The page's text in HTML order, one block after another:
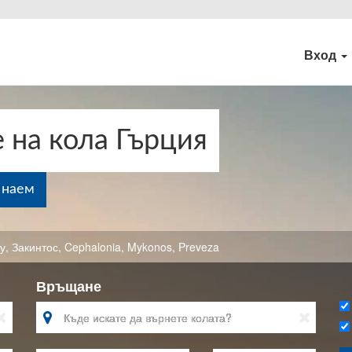
Вход
кола Гърция
, Закинтос, Cephalonia, Mykonos, Preveza
Връщане
